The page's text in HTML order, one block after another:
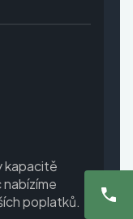
kapacitě
poplatků.